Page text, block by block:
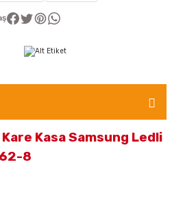
Kasa Samsung Ledli
8